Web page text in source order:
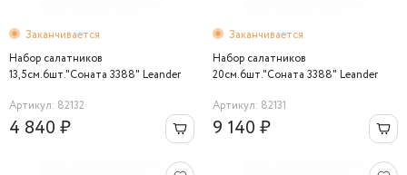
Заканчивается
Набор салатников
13,5см.6шт."Соната 3388" Leander
Артикул: 82132
4 840 ₽
Заканчивается
Набор салатников
20см.6шт."Соната 3388" Leander
Артикул: 82131
9 140 ₽